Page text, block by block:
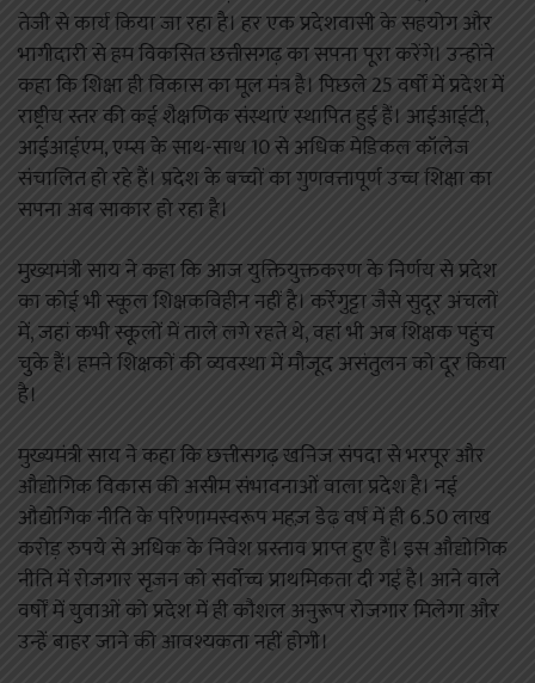
तेजी से कार्य किया जा रहा है। हर एक प्रदेशवासी के सहयोग और
भागीदारी से हम विकसित छत्तीसगढ़ का सपना पूरा करेंगे। उन्होंने
कहा कि शिक्षा ही विकास का मूल मंत्र है। पिछले 25 वर्षों में प्रदेश में
राष्ट्रीय स्तर की कई शैक्षणिक संस्थाएं स्थापित हुई हैं। आईआईटी,
आईआईएम, एम्स के साथ-साथ 10 से अधिक मेडिकल कॉलेज
संचालित हो रहे हैं। प्रदेश के बच्चों का गुणवत्तापूर्ण उच्च शिक्षा का
सपना अब साकार हो रहा है।
मुख्यमंत्री साय ने कहा कि आज युक्तियुक्तकरण के निर्णय से प्रदेश
का कोई भी स्कूल शिक्षकविहीन नहीं है। कर्रेगुट्टा जैसे सुदूर अंचलों
में, जहां कभी स्कूलों में ताले लगे रहते थे, वहां भी अब शिक्षक पहुंच
चुके हैं। हमने शिक्षकों की व्यवस्था में मौजूद असंतुलन को दूर किया
है।
मुख्यमंत्री साय ने कहा कि छत्तीसगढ़ खनिज संपदा से भरपूर और
औद्योगिक विकास की असीम संभावनाओं वाला प्रदेश है। नई
औद्योगिक नीति के परिणामस्वरूप महज़ डेढ़ वर्ष में ही 6.50 लाख
करोड़ रुपये से अधिक के निवेश प्रस्ताव प्राप्त हुए हैं। इस औद्योगिक
नीति में रोजगार सृजन को सर्वोच्च प्राथमिकता दी गई है। आने वाले
वर्षों में युवाओं को प्रदेश में ही कौशल अनुरूप रोजगार मिलेगा और
उन्हें बाहर जाने की आवश्यकता नहीं होगी।